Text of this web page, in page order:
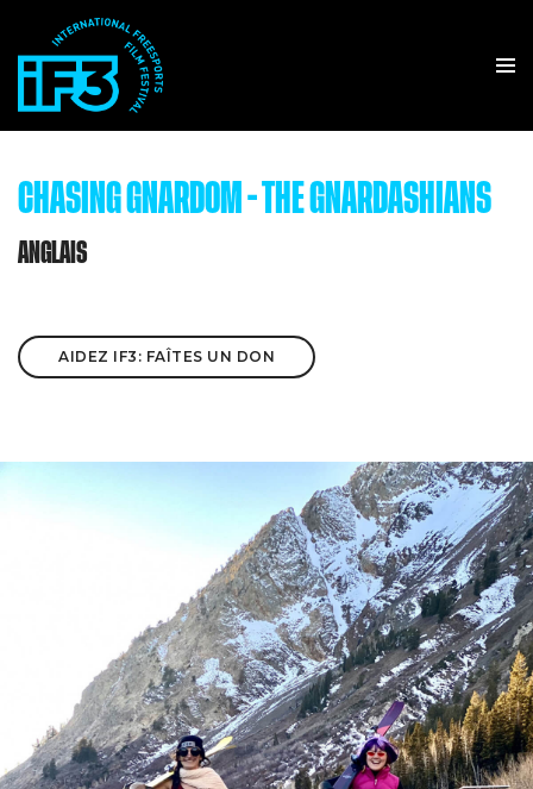
CHASING GNARDOM - THE GNARDASHIANS
ANGLAIS
AIDEZ IF3: FAÎTES UN DON